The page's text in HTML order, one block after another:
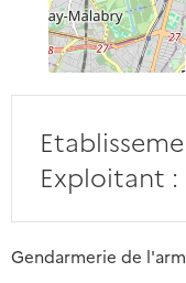
Exploitant :
Gendarmerie de